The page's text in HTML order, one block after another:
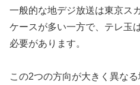
一般的な地デジ放送は東京ス
ケースが多い一方で、テレ玉
必要があります。
この2つの方向が大きく異な